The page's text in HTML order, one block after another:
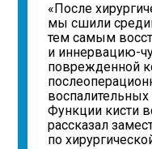
«После
мы сшили
тем самым
и иннервацию-
поврежденной
воспалительных
Функции кисти
рассказал
по